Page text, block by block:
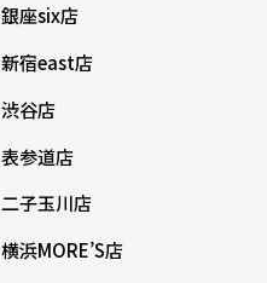
銀座six店
新宿east店
渋谷店
表参道店
二子玉川店
横浜MORE’S店